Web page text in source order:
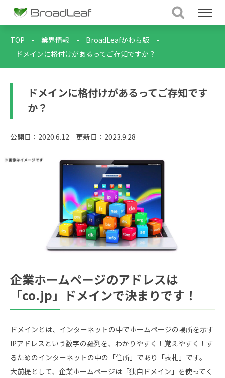
TOP - 業界情報 - BroadLeafかわら版
-
ドメインに格付けがあるってご存知ですか？
ドメインに格付けがあるってご存知です
か？
公開日：2020.6.12 更新日：2023.9.28
企業ホームページのアドレスは
「co.jp」ドメインで決まりです！
ドメインとは、インターネットの中でホームページの場所を示す
IPアドレスという数字の羅列を、わかりやすく！覚えやすく！す
るためのインターネットの中の「住所」であり「表札」です。
大前提として、企業ホームページは「独自ドメイン」を使ってく